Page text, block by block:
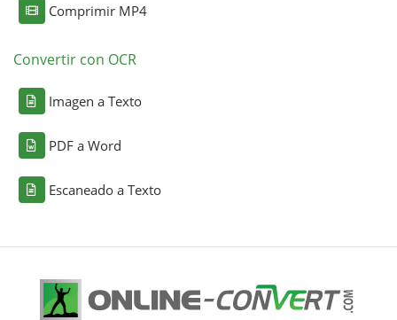
Comprimir MP4
Convertir con OCR
Imagen a Texto
PDF a Word
Escaneado a Texto